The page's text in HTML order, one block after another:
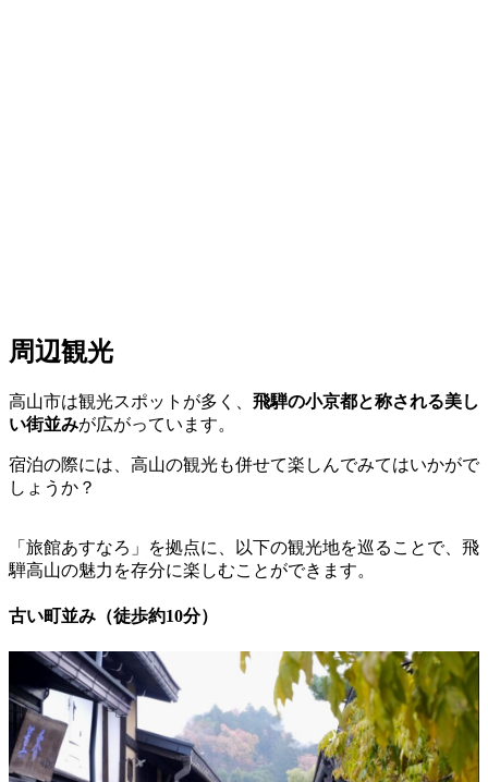
周辺観光
高山市は観光スポットが多く、 飛騨の小京都と称される美し
い街並みが広がっています。
宿泊の際には、高山の観光も併せて楽しんでみてはいかがで
しょうか？
「旅館あすなろ」を拠点に、以下の観光地を巡ることで、飛
騨高山の魅力を存分に楽しむことができます。
古い町並み（徒歩約10分）